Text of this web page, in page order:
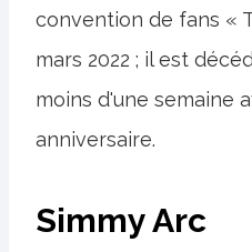
convention de fans «
mars 2022 ; il est
moins d'une semaine
anniversaire.
Simmy Arc